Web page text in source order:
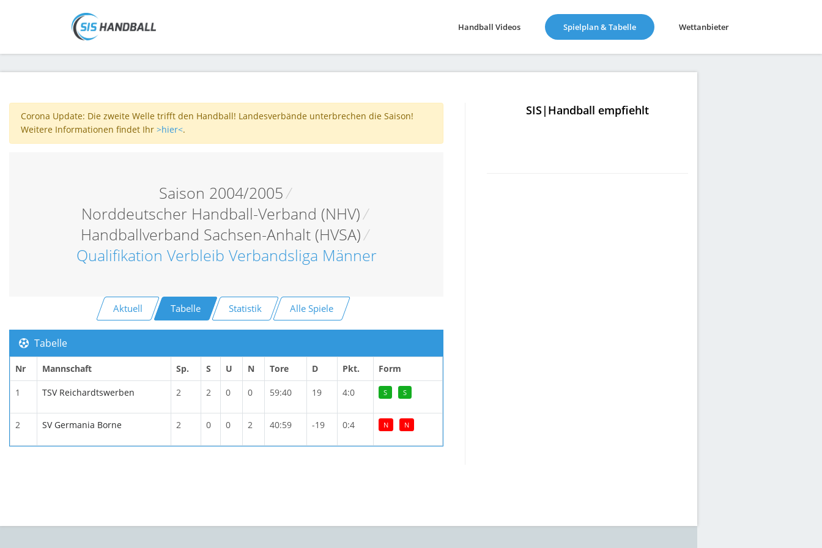
Handball Videos Spielplan & Tabelle(current) Wettanbieter
Corona Update: Die zweite Welle trifft den Handball! Landesverbände unterbrechen die Saison!
Weitere Informationen findet Ihr >hier<.
Saison 2004/2005/
Norddeutscher Handball-Verband (NHV)/
Handballverband Sachsen-Anhalt (HVSA)/
Qualifikation Verbleib Verbandsliga Männer
Aktuell Tabelle Statistik Alle Spiele
Tabelle
Nr Mannschaft Sp. S U N Tore D Pkt. Form
1 TSV Reichardtswerben 2 2 0 0 59:40 19 4:0 S S
2 SV Germania Borne 2 0 0 2 40:59 -19 0:4 N N
SIS|Handball empfiehlt